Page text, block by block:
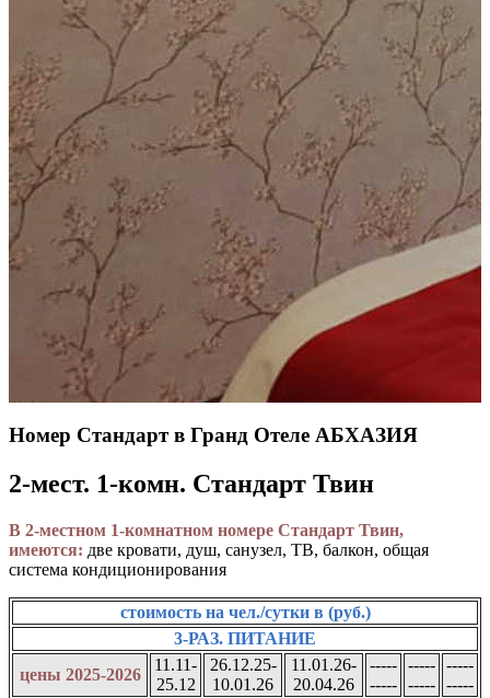
Номер Стандарт в Гранд Отеле АБХАЗИЯ
2-мест. 1-комн. Стандарт Твин
В 2-местном 1-комнатном номере Стандарт Твин,
имеются: две кровати, душ, санузел, ТВ, балкон, общая
система кондиционирования
cтоимость на чел./сутки в (руб.)
3-РАЗ. ПИТАНИЕ
цены 2025-2026
11.11-
25.12
26.12.25-
10.01.26
11.01.26-
20.04.26
-----
-----
-----
-----
-----
-----